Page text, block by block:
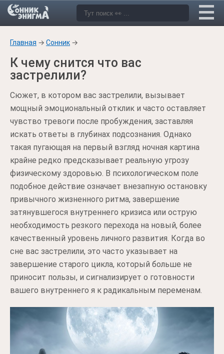
Главная → Сонник →
К чему снится что вас
застрелили?
Сюжет, в котором вас застрелили, вызывает
мощный эмоциональный отклик и часто оставляет
чувство тревоги после пробуждения, заставляя
искать ответы в глубинах подсознания. Однако
такая пугающая на первый взгляд ночная картина
крайне редко предсказывает реальную угрозу
физическому здоровью. В психологическом поле
подобное действие означает внезапную остановку
привычного жизненного ритма, завершение
затянувшегося внутреннего кризиса или острую
необходимость резкого перехода на новый, более
качественный уровень личного развития. Когда во
сне вас застрелили, это часто указывает на
завершение старого цикла, который больше не
приносит пользы, и сигнализирует о готовности
вашего внутреннего я к радикальным переменам.